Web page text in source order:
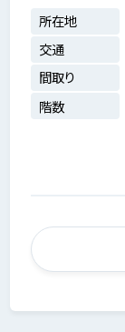
所在地
交通
間取り
階数